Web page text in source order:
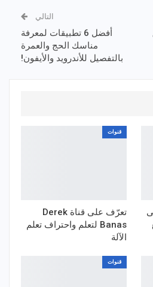
التالي
أفضل 6 تطبيقات لمعرفة
مناسك الحج والعمرة
بالتفصيل للأندرويد والأيفون!
قنوات
تعرّف على قناة Derek
Banas لتعلم واحتراف تعلم
الآلة
قنوات